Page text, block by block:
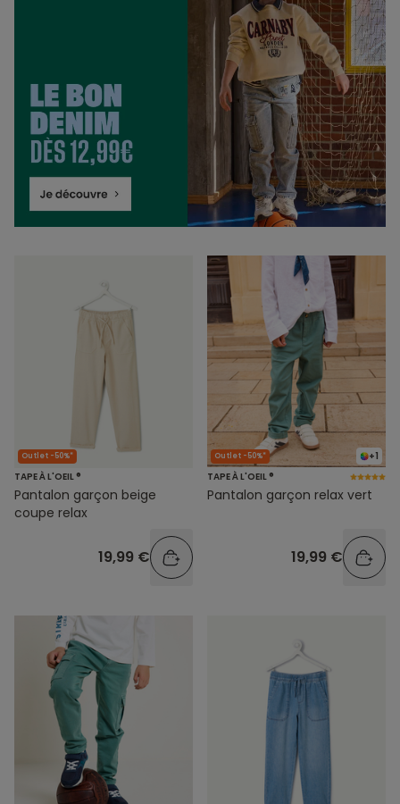
Outlet -50%*
TAPE À L'OEIL ®
Pantalon garçon beige
coupe relax
19,99 €
+1
Outlet -50%*
TAPE À L'OEIL ®
Pantalon garçon relax vert
19,99 €